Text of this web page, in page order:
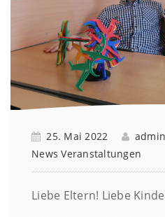
25. Mai 2022
News Veranstaltungen
Liebe Eltern! Liebe